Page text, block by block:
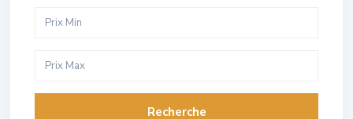
Recherche